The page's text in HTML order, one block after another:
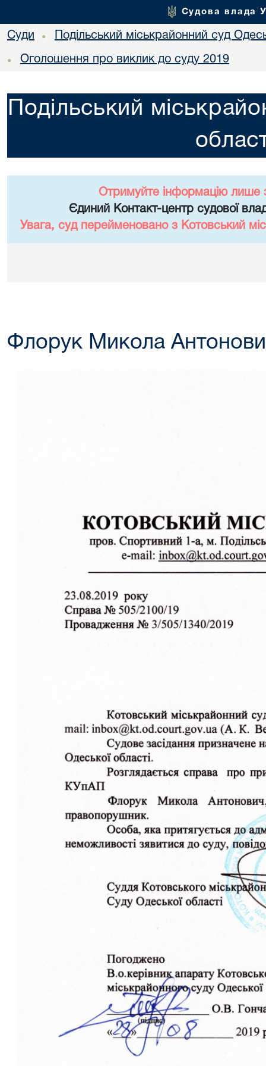
Судова влада
Суди • Подільський міськрайонний суд
• Оголошення про виклик до суду 2019
Подільський
Отримуйте інформацію лише
Єдиний Контакт-центр судової
Увага, суд перейменовано з Котовський
Флорук Микола